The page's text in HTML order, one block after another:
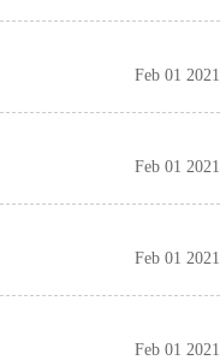
Feb 01 2021
Feb 01 2021
Feb 01 2021
Feb 01 2021